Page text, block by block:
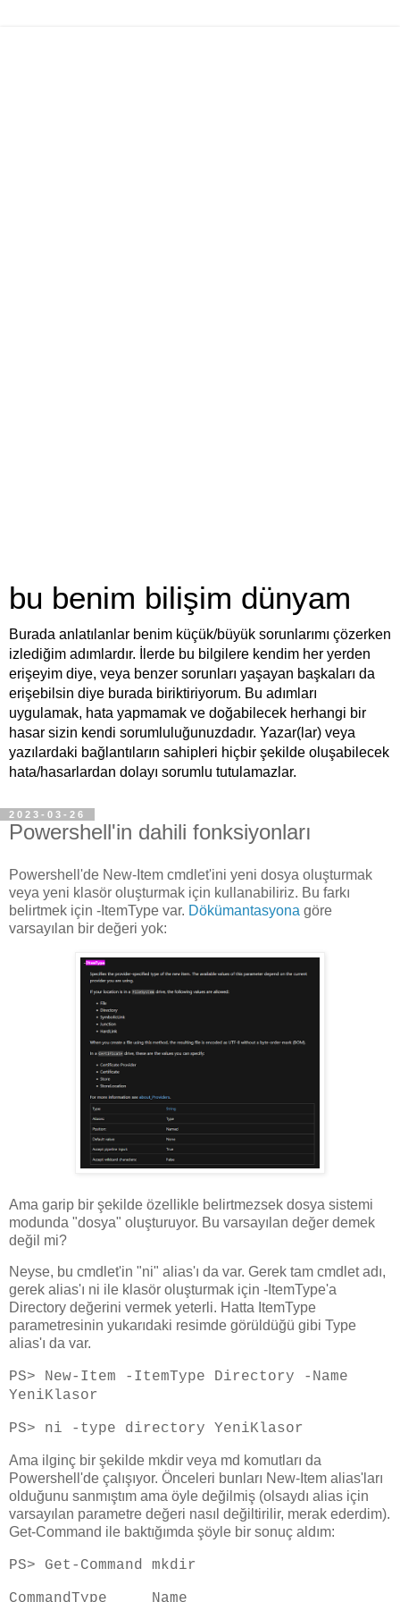
bu benim bilişim dünyam
Burada anlatılanlar benim küçük/büyük sorunlarımı çözerken
izlediğim adımlardır. İlerde bu bilgilere kendim her yerden
erişeyim diye, veya benzer sorunları yaşayan başkaları da
erişebilsin diye burada biriktiriyorum. Bu adımları
uygulamak, hata yapmamak ve doğabilecek herhangi bir
hasar sizin kendi sorumluluğunuzdadır. Yazar(lar) veya
yazılardaki bağlantıların sahipleri hiçbir şekilde oluşabilecek
hata/hasarlardan dolayı sorumlu tutulamazlar.
2023-03-26
Powershell'in dahili fonksiyonları
Powershell'de New-Item cmdlet'ini yeni dosya oluşturmak
veya yeni klasör oluşturmak için kullanabiliriz. Bu farkı
belirtmek için -ItemType var. Dökümantasyona göre
varsayılan bir değeri yok:
Ama garip bir şekilde özellikle belirtmezsek dosya sistemi
modunda "dosya" oluşturuyor. Bu varsayılan değer demek
değil mi?
Neyse, bu cmdlet'in "ni" alias'ı da var. Gerek tam cmdlet adı,
gerek alias'ı ni ile klasör oluşturmak için -ItemType'a
Directory değerini vermek yeterli. Hatta ItemType
parametresinin yukarıdaki resimde görüldüğü gibi Type
alias'ı da var.
PS> New-Item -ItemType Directory -Name
YeniKlasor
PS> ni -type directory YeniKlasor
Ama ilginç bir şekilde mkdir veya md komutları da
Powershell'de çalışıyor. Önceleri bunları New-Item alias'ları
olduğunu sanmıştım ama öyle değilmiş (olsaydı alias için
varsayılan parametre değeri nasıl değiltirilir, merak ederdim).
Get-Command ile baktığımda şöyle bir sonuç aldım:
PS> Get-Command mkdir
CommandType Name